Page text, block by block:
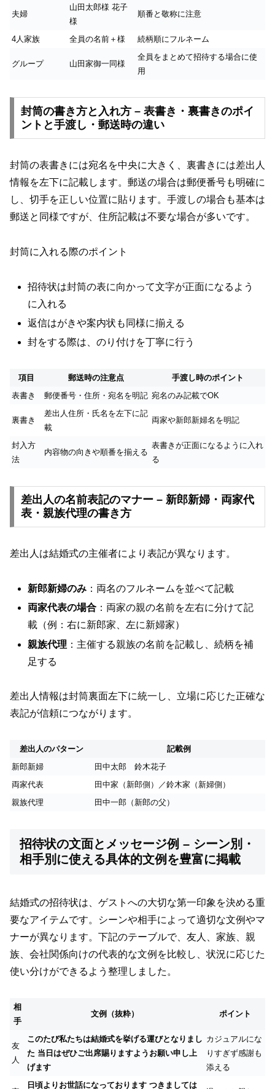
夫婦
山田太郎様 花子
様
順番と敬称に注意
4人家族 全員の名前＋様 続柄順にフルネーム
グループ 山田家御一同様
全員をまとめて招待する場合に使
用
封筒の書き方と入れ方 – 表書き・裏書きのポイ
ントと手渡し・郵送時の違い
封筒の表書きには宛名を中央に大きく、裏書きには差出人
情報を左下に記載します。郵送の場合は郵便番号も明確に
し、切手を正しい位置に貼ります。手渡しの場合も基本は
郵送と同様ですが、住所記載は不要な場合が多いです。
封筒に入れる際のポイント
招待状は封筒の表に向かって文字が正面になるよう
に入れる
返信はがきや案内状も同様に揃える
封をする際は、のり付けを丁寧に行う
項目 郵送時の注意点
手渡し時のポイント
表書き
郵便番号・住所・宛名を明記 宛名のみ記載でOK
裏書き
差出人住所・氏名を左下に記
載
両家や新郎新婦名を明記
封入方
法
内容物の向きや順番を揃える
表書きが正面になるように入れ
る
差出人の名前表記のマナー – 新郎新婦・両家代
表・親族代理の書き方
差出人は結婚式の主催者により表記が異なります。
新郎新婦のみ ：両名のフルネームを並べて記載
両家代表の場合 ：両家の親の名前を左右に分けて記
載（例：右に新郎家、左に新婦家）
親族代理 ：主催する親族の名前を記載し、続柄を補
足する
差出人情報は封筒裏面左下に統一し、立場に応じた正確な
表記が信頼につながります。
差出人のパターン
記載例
新郎新婦
田中太郎 鈴木花子
両家代表
田中家（新郎側）／鈴木家（新婦側）
親族代理
田中一郎（新郎の父）
招待状の文面とメッセージ例 – シーン別・
相手別に使える具体的文例を豊富に掲載
結婚式の招待状は、ゲストへの大切な第一印象を決める重
要なアイテムです。シーンや相手によって適切な文例やマ
ナーが異なります。下記のテーブルで、友人、家族、親
族、会社関係向けの代表的な文例を比較し、状況に応じた
使い分けができるよう整理しました。
相
手
文例（抜粋） ポイント
友
人
このたび私たちは結婚式を挙げる運びとなりまし
た 当日はぜひご出席賜りますようお願い申し上
げます
カジュアルにな
りすぎず感謝も
添える
日頃よりお世話になっております つきましては